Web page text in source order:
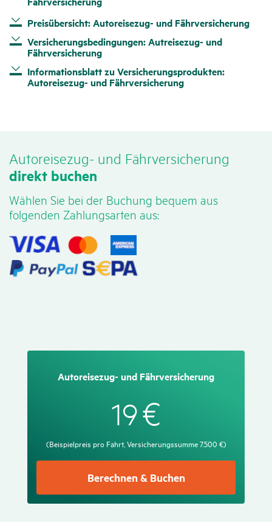
Preisübersicht: Autoreisezug- und Fährversicherung
Versicherungsbedingungen: Autreisezug- und
Fährversicherung
Informationsblatt zu Versicherungsprodukten:
Autoreisezug- und Fährversicherung
Auto­rei­sezug- und Fähr­ver­si­che­rung
direkt buchen
Wählen Sie bei der Buchung bequem aus
folgenden Zahlungsarten aus:
Auto­rei­sezug- und Fähr­ver­si­che­rung
19€
(Beispielpreis pro Fahrt, Versicherungssumme 7.500 €)
Berechnen & Buchen